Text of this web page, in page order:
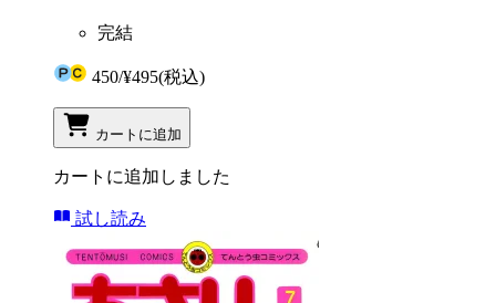
完結
450/¥495(税込)
カートに追加
カートに追加しました
試し読み